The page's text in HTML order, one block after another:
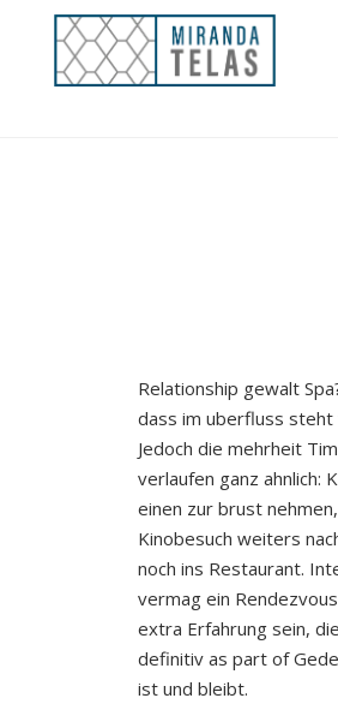
d
Relationship gewalt
dass im uberfluss steht
Jedoch die mehrheit
verlaufen ganz ahnlich:
einen zur brust nehmen,
Kinobesuch weiters
noch ins Restaurant.
vermag ein
extra Erfahrung sein,
definitiv as part of
ist und bleibt.